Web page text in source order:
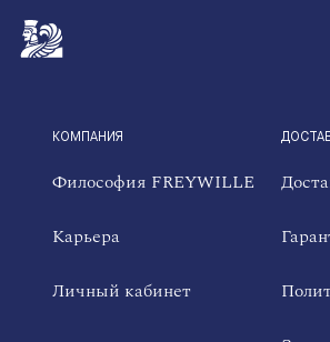
QUICKLINKS
КОМПАНИЯ
Философия FREYWILLE
Карьера
Личный кабинет